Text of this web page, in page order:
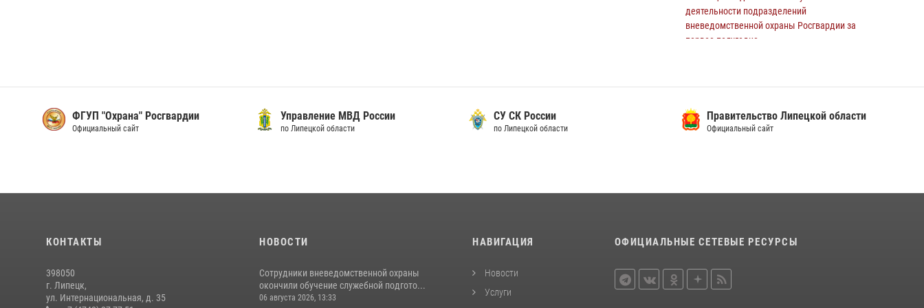
деятельности подразделений
вневедомственной охраны Росгвардии за
первое полугодие
Росгвардия обеспечила безопасность липчан
металлурга
20 июля 2026, 12:34
до дома
Росгвардейцы обеспечили безопасность во
27 июля 2026, 15:27
ФГУП "Охрана" Росгвардии
Официальный сайт
Управление МВД России
по Липецкой области
СУ СК России
по Липецкой области
Правительство Липецкой области
Официальный сайт
КОНТАКТЫ
398050
г. Липецк,
ул. Интернациональная, д. 35
НОВОСТИ
Сотрудники вневедомственной охраны
окончили обучение служебной подгото...
06 августа 2026, 13:33
НАВИГАЦИЯ
Новости
Услуги
ОФИЦИАЛЬНЫЕ СЕТЕВЫЕ РЕСУРСЫ